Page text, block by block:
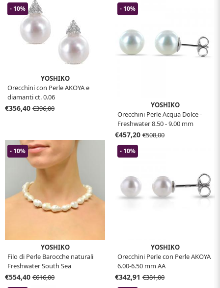
- 10%
YOSHIKO
Orecchini con Perle AKOYA e
diamanti ct. 0.06
€356,40 €396,00
- 10%
YOSHIKO
Orecchini Perle Acqua Dolce -
Freshwater 8.50 - 9.00 mm
€457,20 €508,00
- 10%
YOSHIKO
Filo di Perle Barocche naturali
Freshwater South Sea
€554,40 €616,00
- 10%
YOSHIKO
Orecchini Perle con Perle AKOYA
6.00-6.50 mm AA
€342,91 €381,00